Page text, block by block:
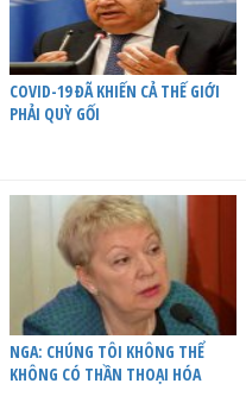
COVID-19 ĐÃ KHIẾN CẢ THẾ GIỚI
PHẢI QUỲ GỐI
NGA: CHÚNG TÔI KHÔNG THỂ
KHÔNG CÓ THẦN THOẠI HÓA